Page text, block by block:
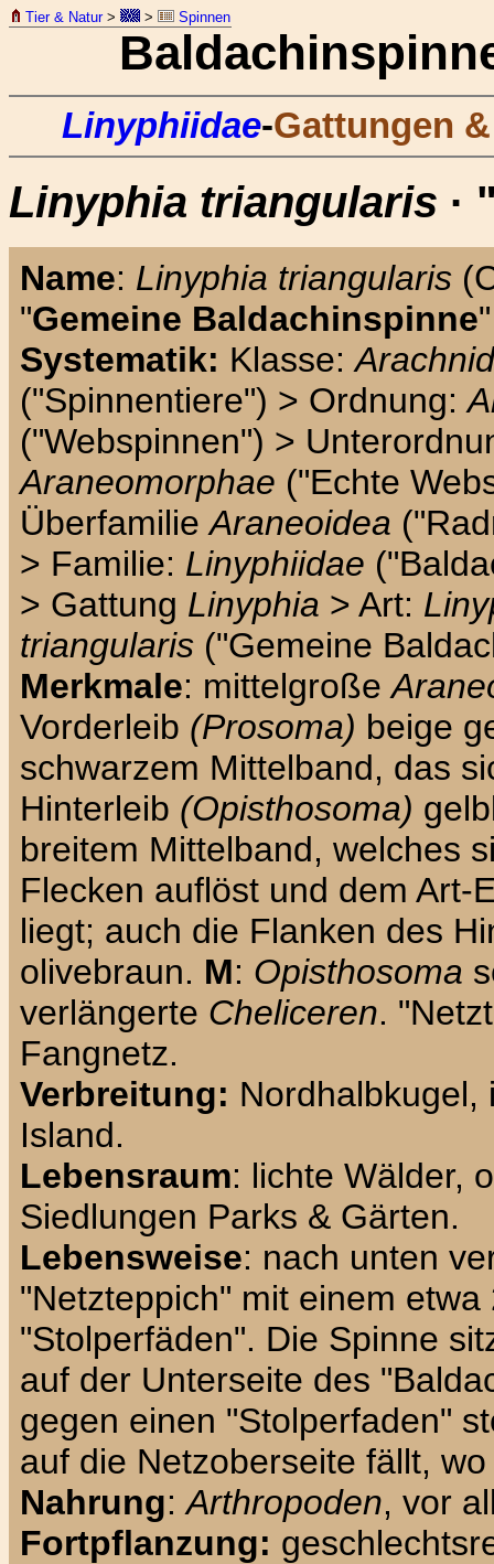
Tier & Natur> > Spinnen
Linyphiidae-Gattungen
Linyphia triangularis ·
Name: Linyphia triangularis
"Gemeine Baldachinspinne"
Systematik: Klasse:
("Spinnentiere") > Ordnung:
("Webspinnen") >
Araneomorphae ("Echte
ÜberfamilieAraneoidea
> Familie: Linyphiidae
> Gattung Linyphia > Art:
triangularis ("Gemeine
Merkmale: mittelgroße
Vorderleib (Prosoma) beige
schwarzem Mittelband, das
Hinterleib (Opisthosoma)
breitem Mittelband, welches
Flecken auflöst und dem Art-
liegt; auch die Flanken des
olivebraun. M: Opisthosoma
verlängerte Cheliceren.
Fangnetz.
Verbreitung: Nordhalbkugel,
Island.
Lebensraum: lichte Wälder,
Siedlungen Parks & Gärten.
Lebensweise: nach unten
"Netzteppich" mit einem
"Stolperfäden". Die Spinne
auf der Unterseite des
gegen einen "Stolperfaden"
auf die Netzoberseite fällt,
Nahrung:Arthropoden, vor
Fortpflanzung: